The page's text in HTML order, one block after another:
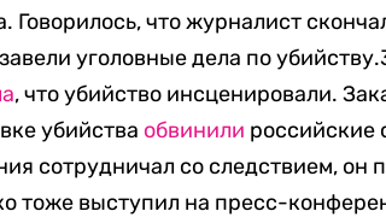
Говорилось, что журналист
уголовные дела по
, что убийство инсценировали.
убийства обвинили российские
сотрудничал со следствием, он
тоже выступил на пресс-